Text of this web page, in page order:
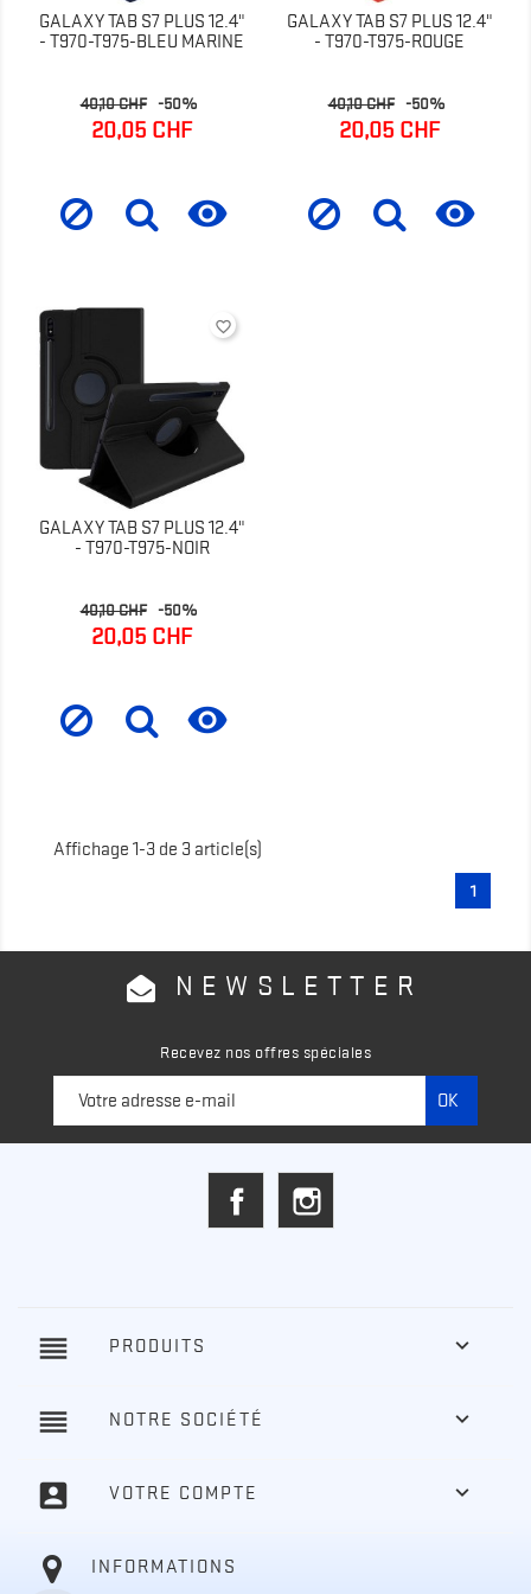
GALAXY TAB S7 PLUS 12.4"
- T970-T975-BLEU MARINE
Prix
de
base
40,10 CHF -50%
20,05 CHF

GALAXY TAB S7 PLUS 12.4"
- T970-T975-ROUGE
Prix
de
base
40,10 CHF -50%
20,05 CHF

GALAXY TAB S7 PLUS 12.4"
- T970-T975-NOIR
Prix
de
base
40,10 CHF -50%
20,05 CHF

favorite_border
Affichage 1-3 de 3 article(s)
1
NEWSLETTER
Recevez nos offres spéciales
Facebook
reorder PRODUITS 
reorder NOTRE SOCIÉTÉ 
account_box VOTRE COMPTE 
INFORMATIONS